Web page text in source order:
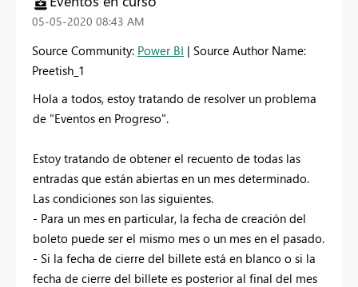
‎05-05-2020 08:43 AM
Source Community: Power BI | Source Author Name:
Preetish_1
Hola a todos, estoy tratando de resolver un problema
de "Eventos en Progreso".
Estoy tratando de obtener el recuento de todas las
entradas que están abiertas en un mes determinado.
Las condiciones son las siguientes.
- Para un mes en particular, la fecha de creación del
boleto puede ser el mismo mes o un mes en el pasado.
- Si la fecha de cierre del billete está en blanco o si la
fecha de cierre del billete es posterior al final del mes